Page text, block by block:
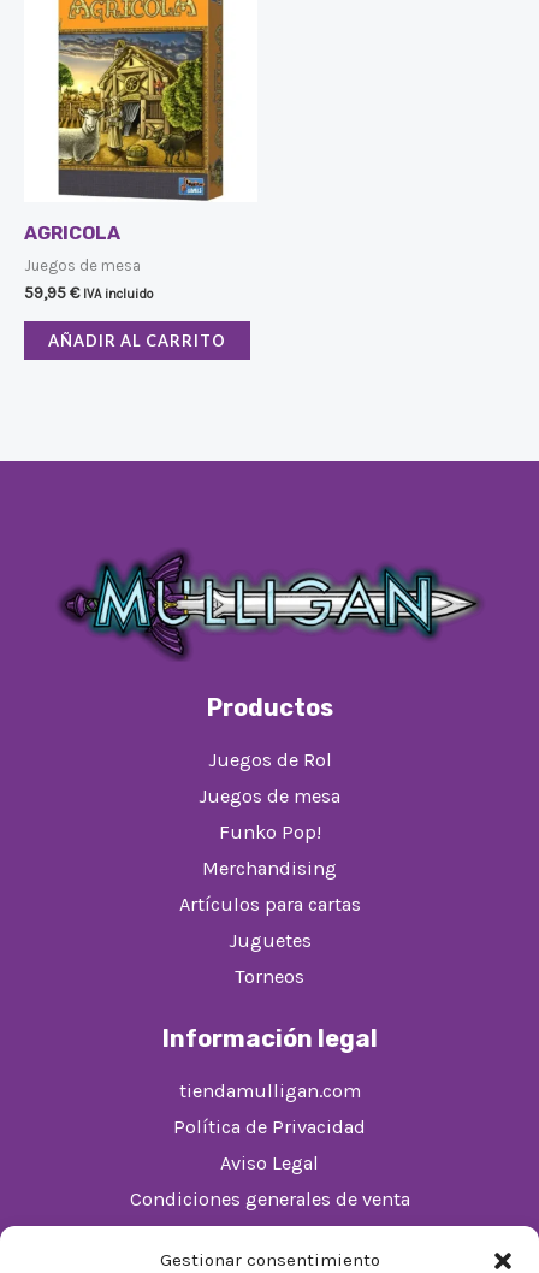
Gestionar consentimiento
AGRICOLA
Juegos de mesa
59,95€ IVA incluido
AÑADIR AL CARRITO
Productos
Juegos de Rol
Juegos de mesa
Funko Pop!
Merchandising
Artículos para cartas
Juguetes
Torneos
Información legal
tiendamulligan.com
Política de Privacidad
Aviso Legal
Condiciones generales de venta